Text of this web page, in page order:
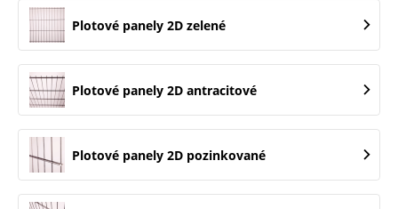
Plotové panely 2D zelené
Plotové panely 2D antracitové
Plotové panely 2D pozinkované